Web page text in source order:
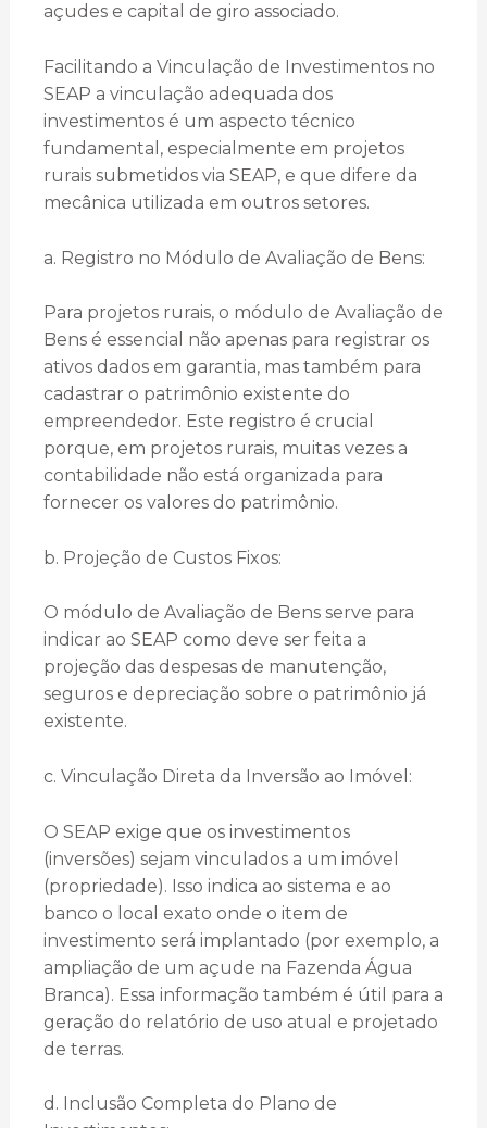
açudes e capital de giro associado.
Facilitando a Vinculação de Investimentos no
SEAP a vinculação adequada dos
investimentos é um aspecto técnico
fundamental, especialmente em projetos
rurais submetidos via SEAP, e que difere da
mecânica utilizada em outros setores.
a. Registro no Módulo de Avaliação de Bens:
Para projetos rurais, o módulo de Avaliação de
Bens é essencial não apenas para registrar os
ativos dados em garantia, mas também para
cadastrar o patrimônio existente do
empreendedor. Este registro é crucial
porque, em projetos rurais, muitas vezes a
contabilidade não está organizada para
fornecer os valores do patrimônio.
b. Projeção de Custos Fixos:
O módulo de Avaliação de Bens serve para
indicar ao SEAP como deve ser feita a
projeção das despesas de manutenção,
seguros e depreciação sobre o patrimônio já
existente.
c. Vinculação Direta da Inversão ao Imóvel:
O SEAP exige que os investimentos
(inversões) sejam vinculados a um imóvel
(propriedade). Isso indica ao sistema e ao
banco o local exato onde o item de
investimento será implantado (por exemplo, a
ampliação de um açude na Fazenda Água
Branca). Essa informação também é útil para a
geração do relatório de uso atual e projetado
de terras.
d. Inclusão Completa do Plano de